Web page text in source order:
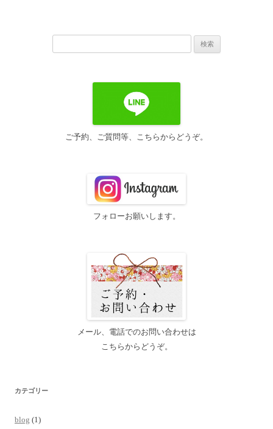
ご予約、ご質問等、こちらからどうぞ。
フォローお願いします。
メール、電話でのお問い合わせは
こちらからどうぞ。
カテゴリー
blog (1)